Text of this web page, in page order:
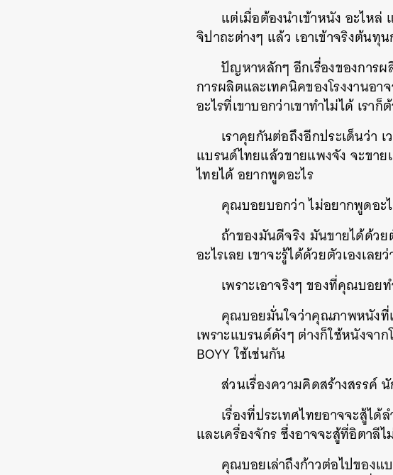
แต่เมื่อต้องนำเข้าหนัง อะไห
จิปาถะต่างๆ แล้ว เอาเข้าจริงต้น
ปัญหาหลักๆ อีกเรื่องของการ
การผลิตและเทคนิคของโรงงานอา
อะไรที่เขาบอกว่าเขาทำไม่ได้ เร
เราคุยกันต่อถึงอีกประเด็นว่า
แบรนด์ไทยแล้วขายแพงจัง จะขา
ไทยได้ อยากพูดอะไร
คุณบอยบอกว่า ไม่อยากพูดอะ
ถ้าของมันดีจริง มันขายได้ด้ว
อะไรเลย เขาจะรู้ได้ด้วยตัวเองเล
เพราะเอาจริงๆ ของที่คุณบอย
คุณบอยมั่นใจว่าคุณภาพหนังที่เ
เพราะแบรนด์ดังๆ ต่างก็ใช้หนังจา
BOYY ใช้เช่นกัน
ส่วนเรื่องความคิดสร้างสรรค์
เรื่องที่ประเทศไทยอาจจะสู้ไ
และเครื่องจักร ซึ่งอาจจะสู้ที่อิตาลี
คุณบอยเล่าถึงก้าวต่อไปของแ